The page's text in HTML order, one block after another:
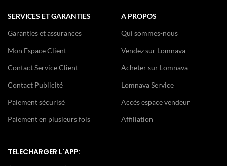
SERVICES ET GARANTIES
Garanties et assurances
Mon Espace Client
Contact Service Client
Contact Publicité
Paiement sécurisé
Paiement en plusieurs fois
A PROPOS
Qui sommes-nous
Vendez sur Lomnava
Acheter sur Lomnava
Lomnava Service
Accès espace vendeur
Affiliation
TELECHARGER L'APP: